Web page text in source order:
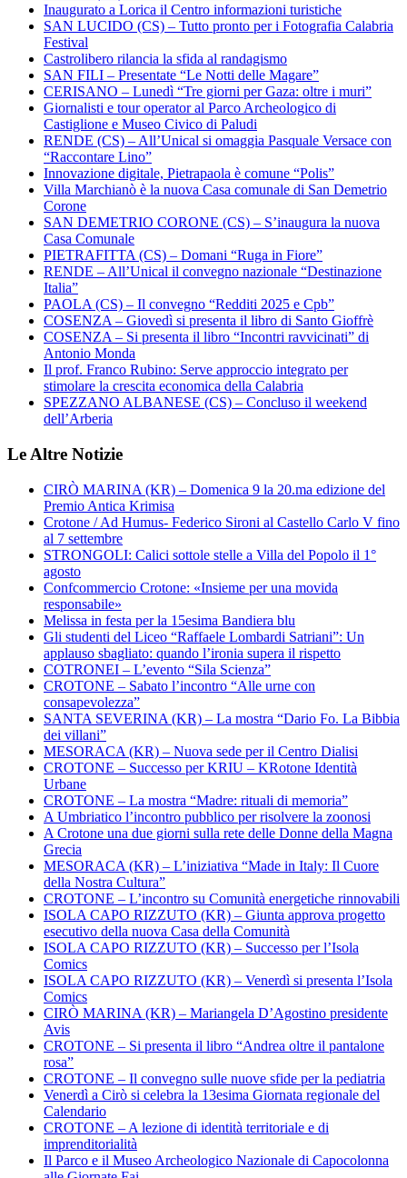
Inaugurato a Lorica il Centro informazioni turistiche
SAN LUCIDO (CS) – Tutto pronto per i Fotografia Calabria
Festival
Castrolibero rilancia la sfida al randagismo
SAN FILI – Presentate “Le Notti delle Magare”
CERISANO – Lunedì “Tre giorni per Gaza: oltre i muri”
Giornalisti e tour operator al Parco Archeologico di
Castiglione e Museo Civico di Paludi
RENDE (CS) – All’Unical si omaggia Pasquale Versace con
“Raccontare Lino”
Innovazione digitale, Pietrapaola è comune “Polis”
Villa Marchianò è la nuova Casa comunale di San Demetrio
Corone
SAN DEMETRIO CORONE (CS) – S’inaugura la nuova
Casa Comunale
PIETRAFITTA (CS) – Domani “Ruga in Fiore”
RENDE – All’Unical il convegno nazionale “Destinazione
Italia”
PAOLA (CS) – Il convegno “Redditi 2025 e Cpb”
COSENZA – Giovedì si presenta il libro di Santo Gioffrè
COSENZA – Si presenta il libro “Incontri ravvicinati” di
Antonio Monda
Il prof. Franco Rubino: Serve approccio integrato per
stimolare la crescita economica della Calabria
SPEZZANO ALBANESE (CS) – Concluso il weekend
dell’Arberia
Le Altre Notizie
CIRÒ MARINA (KR) – Domenica 9 la 20.ma edizione del
Premio Antica Krimisa
Crotone / Ad Humus- Federico Sironi al Castello Carlo V fino
al 7 settembre
STRONGOLI: Calici sottole stelle a Villa del Popolo il 1°
agosto
Confcommercio Crotone: «Insieme per una movida
responsabile»
Melissa in festa per la 15esima Bandiera blu
Gli studenti del Liceo “Raffaele Lombardi Satriani”: Un
applauso sbagliato: quando l’ironia supera il rispetto
COTRONEI – L’evento “Sila Scienza”
CROTONE – Sabato l’incontro “Alle urne con
consapevolezza”
SANTA SEVERINA (KR) – La mostra “Dario Fo. La Bibbia
dei villani”
MESORACA (KR) – Nuova sede per il Centro Dialisi
CROTONE – Successo per KRIU – KRotone Identità
Urbane
CROTONE – La mostra “Madre: rituali di memoria”
A Umbriatico l’incontro pubblico per risolvere la zoonosi
A Crotone una due giorni sulla rete delle Donne della Magna
Grecia
MESORACA (KR) – L’iniziativa “Made in Italy: Il Cuore
della Nostra Cultura”
CROTONE – L’incontro su Comunità energetiche rinnovabili
ISOLA CAPO RIZZUTO (KR) – Giunta approva progetto
esecutivo della nuova Casa della Comunità
ISOLA CAPO RIZZUTO (KR) – Successo per l’Isola
Comics
ISOLA CAPO RIZZUTO (KR) – Venerdì si presenta l’Isola
Comics
CIRÒ MARINA (KR) – Mariangela D’Agostino presidente
Avis
CROTONE – Si presenta il libro “Andrea oltre il pantalone
rosa”
CROTONE – Il convegno sulle nuove sfide per la pediatria
Venerdì a Cirò si celebra la 13esima Giornata regionale del
Calendario
CROTONE – A lezione di identità territoriale e di
imprenditorialità
Il Parco e il Museo Archeologico Nazionale di Capocolonna